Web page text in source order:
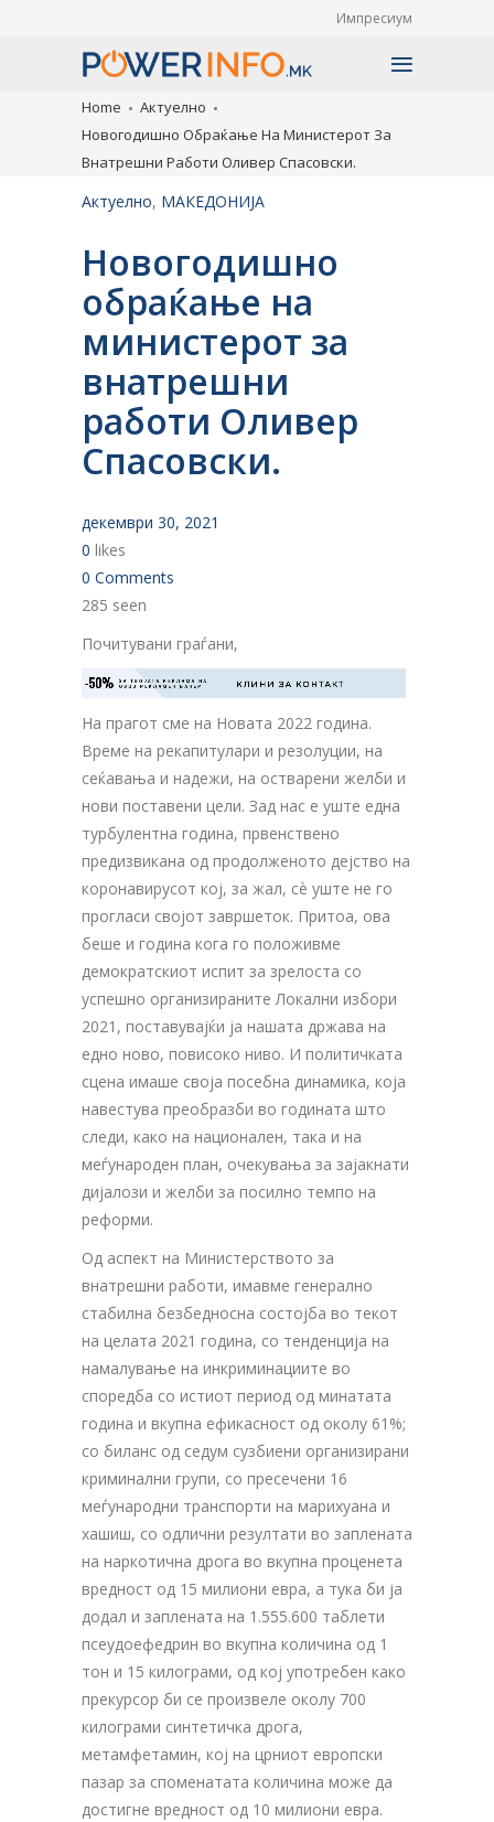
Импресиум
Home
Актуелно
Новогодишно Обраќање На Министерот За
Внатрешни Работи Оливер Спасовски.
Актуелно, МАКЕДОНИЈА
Новогодишно
обраќање на
министерот за
внатрешни
работи Оливер
Спасовски.
декември 30, 2021
0 likes
0 Comments
285 seen
Почитувани граѓани,
-50% ЗА ТВОЈАТА РЕКЛАМА НА
ОВОЈ РЕКЛАМЕН БАНЕР КЛИНИ ЗА КОНТАКТ
На прагот сме на Новата 2022 година.
Време на рекапитулари и резолуции, на
сеќавања и надежи, на остварени желби и
нови поставени цели. Зад нас е уште една
турбулентна година, првенствено
предизвикана од продолженото дејство на
коронавирусот кој, за жал, сѐ уште не го
прогласи својот завршеток. Притоа, ова
беше и година кога го положивме
демократскиот испит за зрелоста со
успешно организираните Локални избори
2021, поставувајќи ја нашата држава на
едно ново, повисоко ниво. И политичката
сцена имаше своја посебна динамика, која
навестува преобразби во годината што
следи, како на национален, така и на
меѓународен план, очекувања за зајакнати
дијалози и желби за посилно темпо на
реформи.
Од аспект на Министерството за
внатрешни работи, имавме генерално
стабилна безбедносна состојба во текот
на целата 2021 година, со тенденција на
намалување на инкриминациите во
споредба со истиот период од минатата
година и вкупна ефикасност од околу 61%;
со биланс од седум сузбиени организирани
криминални групи, со пресечени 16
меѓународни транспорти на марихуана и
хашиш, со одлични резултати во заплената
на наркотична дрога во вкупна проценета
вредност од 15 милиони евра, а тука би ја
додал и заплената на 1.555.600 таблети
псеудоефедрин во вкупна количина од 1
тон и 15 килограми, од кој употребен како
прекурсор би се произвеле околу 700
килограми синтетичка дрога,
метамфетамин, кој на црниот европски
пазар за споменатата количина може да
достигне вредност од 10 милиони евра.